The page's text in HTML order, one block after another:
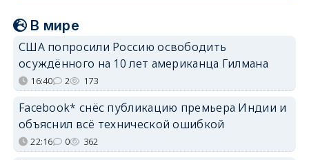
В мире
США попросили Россию освободить
осуждённого на 10 лет американца Гилмана
16:40 2 173
Facebook* снёс публикацию премьера Индии и
объяснил всё технической ошибкой
22:16 0 362